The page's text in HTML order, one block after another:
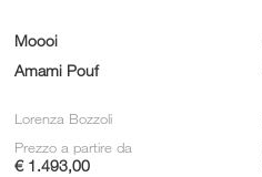
Moooi
Amami Pouf
Lorenza Bozzoli
Prezzo a partire da
€ 1.493,00